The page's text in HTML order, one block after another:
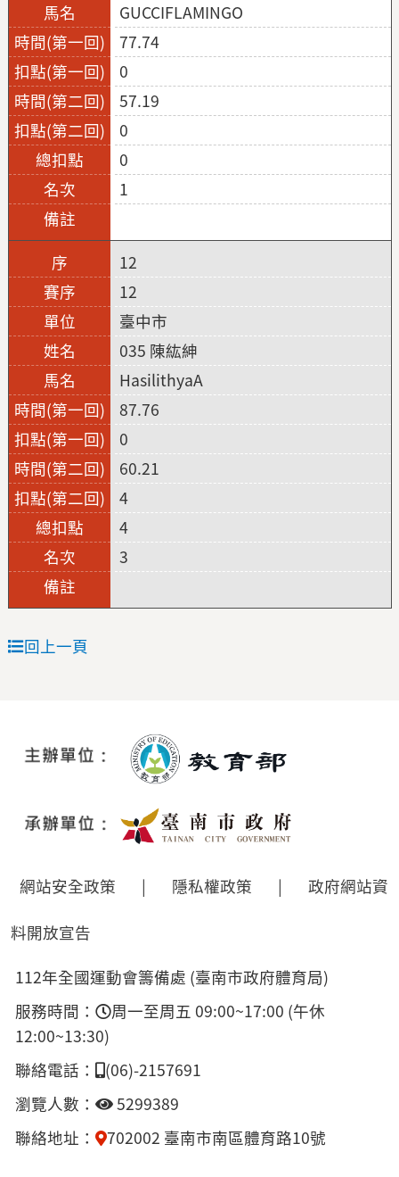
GUCCIFLAMINGO
77.74
0
57.19
0
0
1
12
12
臺中市
035 陳紘紳
HasilithyaA
87.76
0
60.21
4
4
3
回上一頁
網站安全政策 | 隱私權政策 | 政府網站資
料開放宣告
112年全國運動會籌備處 (臺南市政府體育局)
服務時間：
周一至周五 09:00~17:00 (午休
12:00~13:30)
聯絡電話：
(06)-2157691
瀏覽人數：
5299389
聯絡地址：
702002 臺南市南區體育路10號